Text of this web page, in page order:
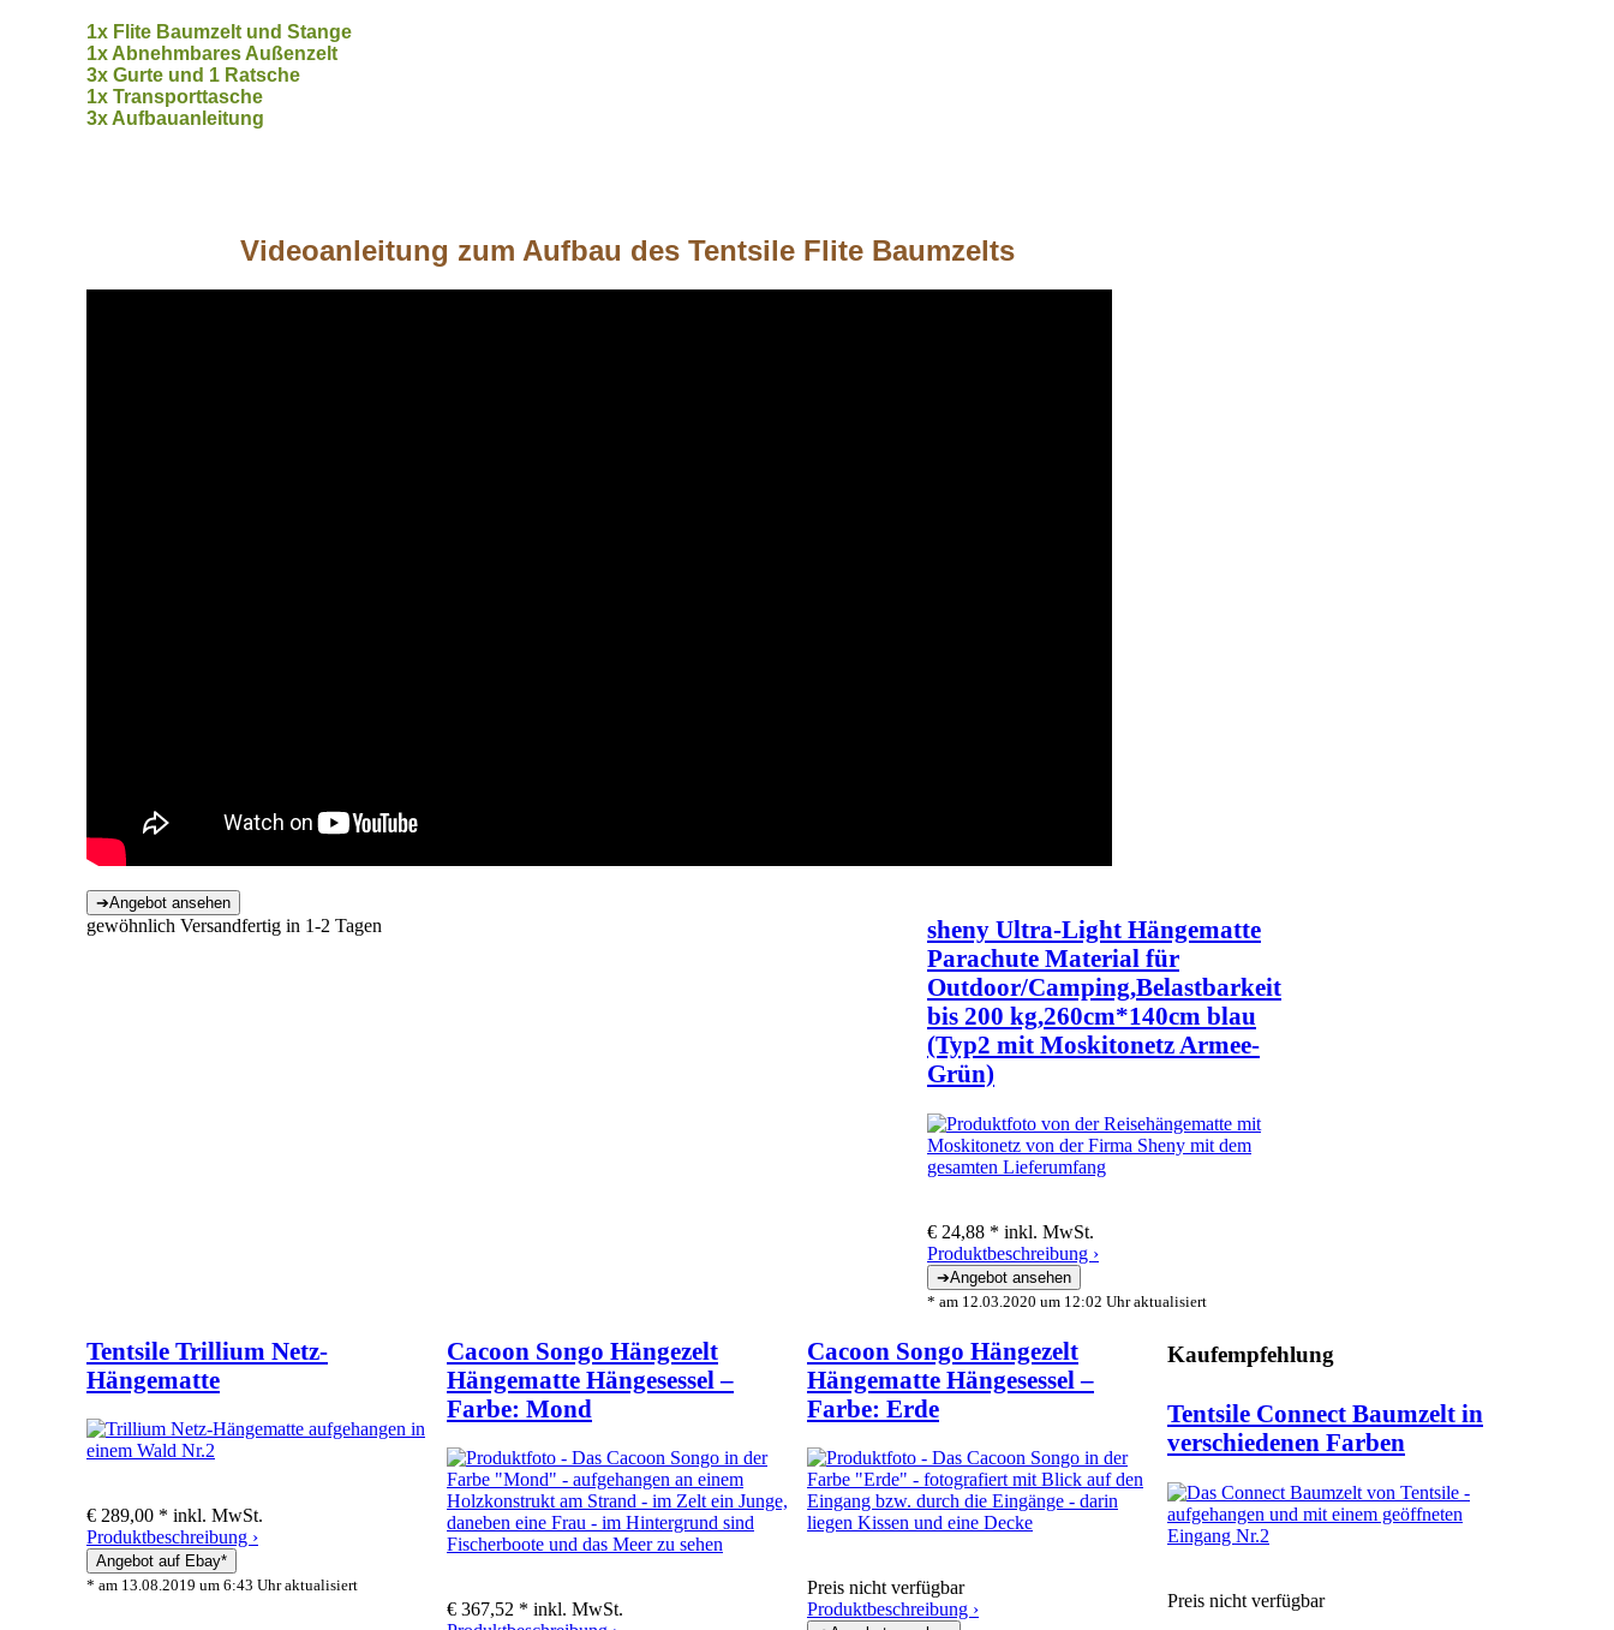
1x Flite Baumzelt und Stange
1x Abnehmbares Außenzelt
3x Gurte und 1 Ratsche
1x Transporttasche
3x Aufbauanleitung
Videoanleitung zum Aufbau des Tentsile Flite Baumzelts
gewöhnlich Versandfertig in 1-2 Tagen
sheny Ultra-Light Hängematte
Parachute Material für
Outdoor/Camping,Belastbarkeit
bis 200 kg,260cm*140cm blau
(Typ2 mit Moskitonetz Armee-
Grün)
€ 24,88 * inkl. MwSt.
Produktbeschreibung ›
* am 12.03.2020 um 12:02 Uhr aktualisiert
Tentsile Trillium Netz-
Hängematte
€ 289,00 * inkl. MwSt.
Produktbeschreibung ›
* am 13.08.2019 um 6:43 Uhr aktualisiert
Cacoon Songo Hängezelt
Hängematte Hängesessel –
Farbe: Mond
€ 367,52 * inkl. MwSt.
Cacoon Songo Hängezelt
Hängematte Hängesessel –
Farbe: Erde
Preis nicht verfügbar
Produktbeschreibung ›
Kaufempfehlung
Tentsile Connect Baumzelt in
verschiedenen Farben
Preis nicht verfügbar